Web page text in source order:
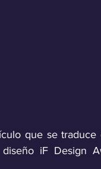
que se traduce
iF Design